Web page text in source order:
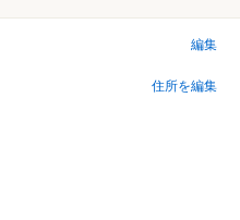
編集
住所を編集